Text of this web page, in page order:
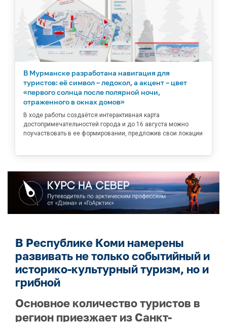
В Мурманске разработана навигация для
туристов: её символ – ледокол, а акцент – цвет
«первого солнца после полярной ночи,
отраженного в окнах домов»
В ходе работы создаётся интерактивная карта
достопримечательностей города и до 16 августа можно
поучаствовать в ее формировании, предложив свои локации
В Республике Коми намерены
развивать не только событийный и
историко-культурный туризм, но и
грибной
Основное количество туристов в
регион приезжает из Санкт-